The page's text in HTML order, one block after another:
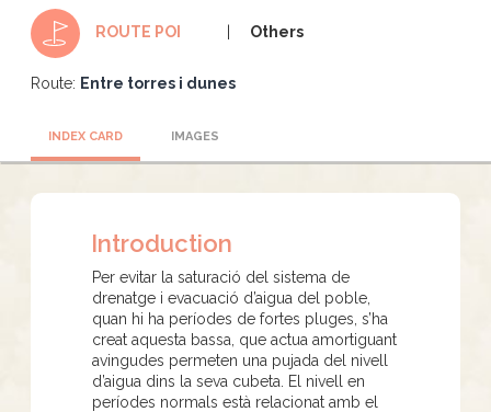
ROUTE POI Others
Route: Entre torres i dunes
INDEX CARD IMAGES
Introduction
Per evitar la saturació del sistema de
drenatge i evacuació d’aigua del poble,
quan hi ha períodes de fortes pluges, s’ha
creat aquesta bassa, que actua amortiguant
avingudes permeten una pujada del nivell
d’aigua dins la seva cubeta. El nivell en
períodes normals està relacionat amb el